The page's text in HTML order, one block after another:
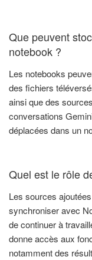
Que peuvent
notebook ?
Les notebooks
des fichiers
ainsi que des
conversations
déplacées dans un
Quel est le rôle
Les sources
synchroniser avec
de continuer à
donne accès aux
notamment des